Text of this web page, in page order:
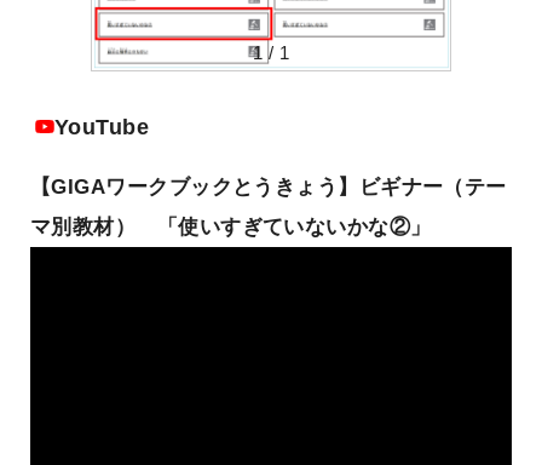
1 / 1
YouTube
【GIGAワークブックとうきょう】ビギナー（テー
マ別教材） 「使いすぎていないかな②」